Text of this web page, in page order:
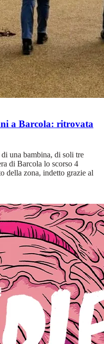
a Barcola: ritrovata
una bambina, di soli tre
di Barcola lo scorso 4
della zona, indetto grazie al